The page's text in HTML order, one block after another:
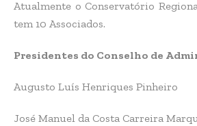
Atualmente o Conservatório
tem 10 Associados.
Presidentes do Conselho de
Augusto Luís Henriques Pinheiro
José Manuel da Costa Carreira